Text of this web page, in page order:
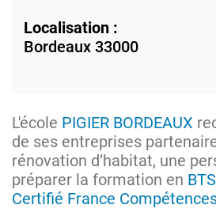
Localisation :
Bordeaux 33000
L'école PIGIER BORDEAUX
de ses entreprises
rénovation d’habitat, une
préparer la formation en
Certifié France